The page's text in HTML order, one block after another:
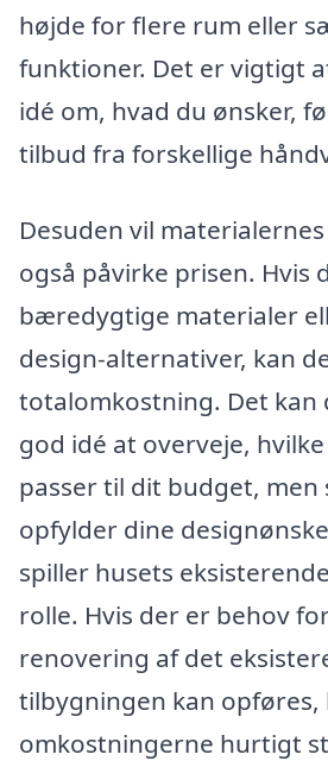
højde for flere rum eller
funktioner. Det er vigtigt
idé om, hvad du ønsker,
tilbud fra forskellige
Desuden vil
også påvirke prisen. Hvis
bæredygtige materialer
design-alternativer, kan
totalomkostning. Det
god idé at overveje,
passer til dit budget, men
opfylder dine
spiller husets
rolle. Hvis der er behov
renovering af det
tilbygningen kan opføres,
omkostningerne hurtigt